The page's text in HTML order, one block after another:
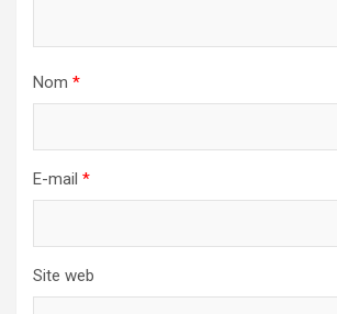
Nom *
E-mail *
Site web